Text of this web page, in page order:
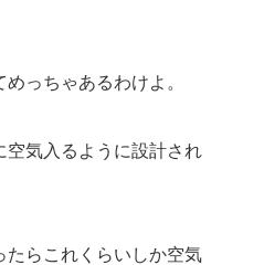
っちゃあるわけよ。
空気入るように設計され
たらこれくらいしか空気